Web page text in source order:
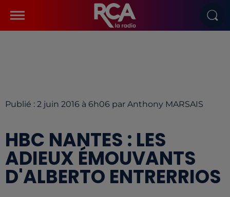
Publié : 2 juin 2016 à 6h06 par Anthony MARSAIS
HBC NANTES : LES
ADIEUX ÉMOUVANTS
D'ALBERTO ENTRERRIOS